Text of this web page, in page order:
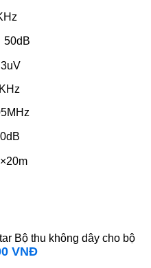
50dB
Bộ thu không dây cho bộ
VNĐ